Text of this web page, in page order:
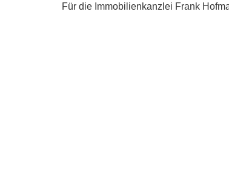
Für die Immobilienkanzlei Frank